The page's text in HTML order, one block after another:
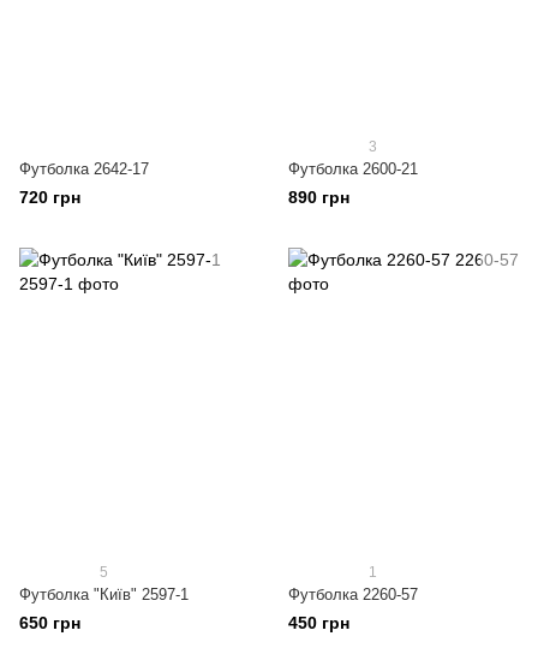
Футболка 2642-17
720 грн
3
Футболка 2600-21
890 грн
5
Футболка "Київ" 2597-1
650 грн
1
Футболка 2260-57
450 грн